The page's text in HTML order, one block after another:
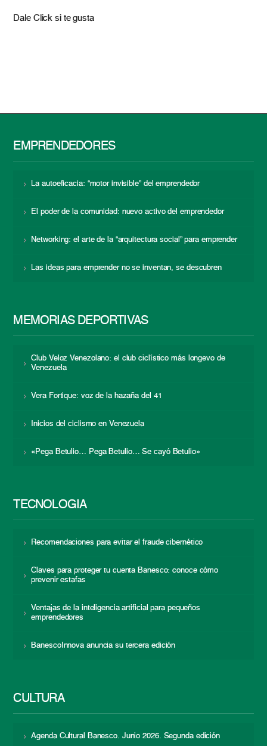
Dale Click si te gusta
EMPRENDEDORES
La autoeficacia: “motor invisible” del emprendedor
El poder de la comunidad: nuevo activo del emprendedor
Networking: el arte de la “arquitectura social” para emprender
Las ideas para emprender no se inventan, se descubren
MEMORIAS DEPORTIVAS
Club Veloz Venezolano: el club ciclístico más longevo de
Venezuela
Vera Fortique: voz de la hazaña del 41
Inicios del ciclismo en Venezuela
«Pega Betulio… Pega Betulio… Se cayó Betulio»
TECNOLOGÍA
Recomendaciones para evitar el fraude cibernético
Claves para proteger tu cuenta Banesco: conoce cómo
prevenir estafas
Ventajas de la inteligencia artificial para pequeños
emprendedores
BanescoInnova anuncia su tercera edición
CULTURA
Agenda Cultural Banesco. Junio 2026. Segunda edición